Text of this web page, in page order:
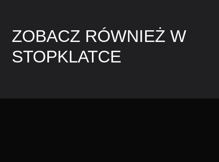
ZOBACZ RÓWNIEŻ W
STOPKLATCE